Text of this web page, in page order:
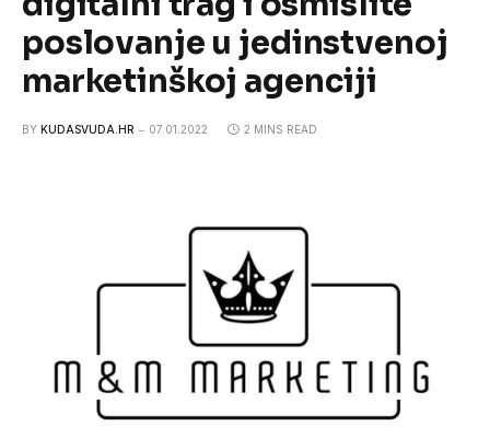
poslovanje u jedinstvenoj
marketinškoj agenciji
BY KUDASVUDA.HR 07.01.2022 2 MINS READ